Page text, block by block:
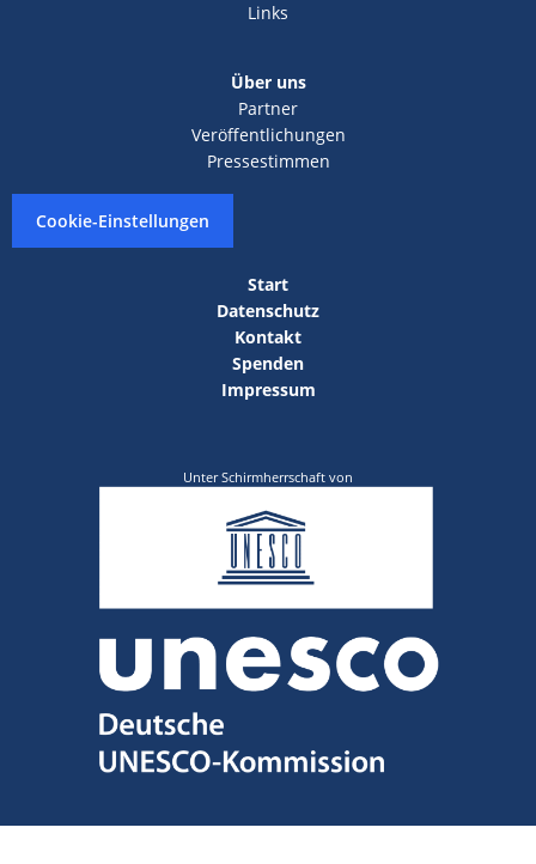
Links
Über uns
Partner
Veröffentlichungen
Pressestimmen
Cookie-Einstellungen
Start
Datenschutz
Kontakt
Spenden
Impressum
Unter Schirmherrschaft von